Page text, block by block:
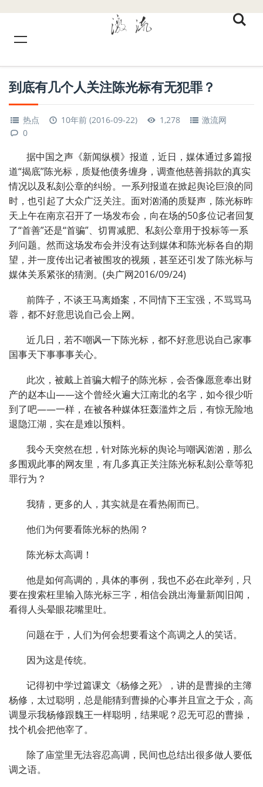
到底有几个人关注陈光标有无犯罪？
热点 10年前 (2016-09-22) 1,278
激流网
0
据中国之声《新闻纵横》报道，近日，媒体通过多篇报
道“揭底”陈光标，质疑他债务缠身，调查他慈善捐款的真实
情况以及私刻公章的纠纷。一系列报道在掀起舆论巨浪的同
时，也引起了大众广泛关注。面对汹涌的质疑声，陈光标昨
天上午在南京召开了一场发布会，向在场的50多位记者回复
了“首善”还是“首骗”、切胃减肥、私刻公章用于投标等一系
列问题。然而这场发布会并没有达到媒体和陈光标各自的期
望，并一度传出记者被围攻的视频，甚至还引发了陈光标与
媒体关系紧张的猜测。(央广网2016/09/24)
前阵子，不谈王马离婚案，不同情下王宝强，不骂骂马
蓉，都不好意思说自己会上网。
近几日，若不嘲讽一下陈光标，都不好意思说自己家事
国事天下事事事关心。
此次，被戴上首骗大帽子的陈光标，会否像愿意奉出财
产的赵本山——这个曾经火遍大江南北的名字，如今很少听
到了吧——一样，在被各种媒体狂轰滥炸之后，有惊无险地
退隐江湖，实在是难以预料。
我今天突然在想，针对陈光标的舆论与嘲讽汹汹，那么
多围观此事的网友里，有几多真正关注陈光标私刻公章等犯
罪行为？
我猜，更多的人，其实就是在看热闹而已。
他们为何要看陈光标的热闹？
陈光标太高调！
他是如何高调的，具体的事例，我也不必在此举列，只
要在搜索枉里输入陈光标三字，相信会跳出海量新闻旧闻，
看得人头晕眼花嘴里吐。
问题在于，人们为何会想要看这个高调之人的笑话。
因为这是传统。
记得初中学过篇课文《杨修之死》，讲的是曹操的主簿
杨修，太过聪明，总是能猜到曹操的心事并且宣之于众，高
调显示我杨修跟魏王一样聪明，结果呢？忍无可忍的曹操，
找个机会把他宰了。
除了庙堂里无法容忍高调，民间也总结出很多做人要低
调之语。